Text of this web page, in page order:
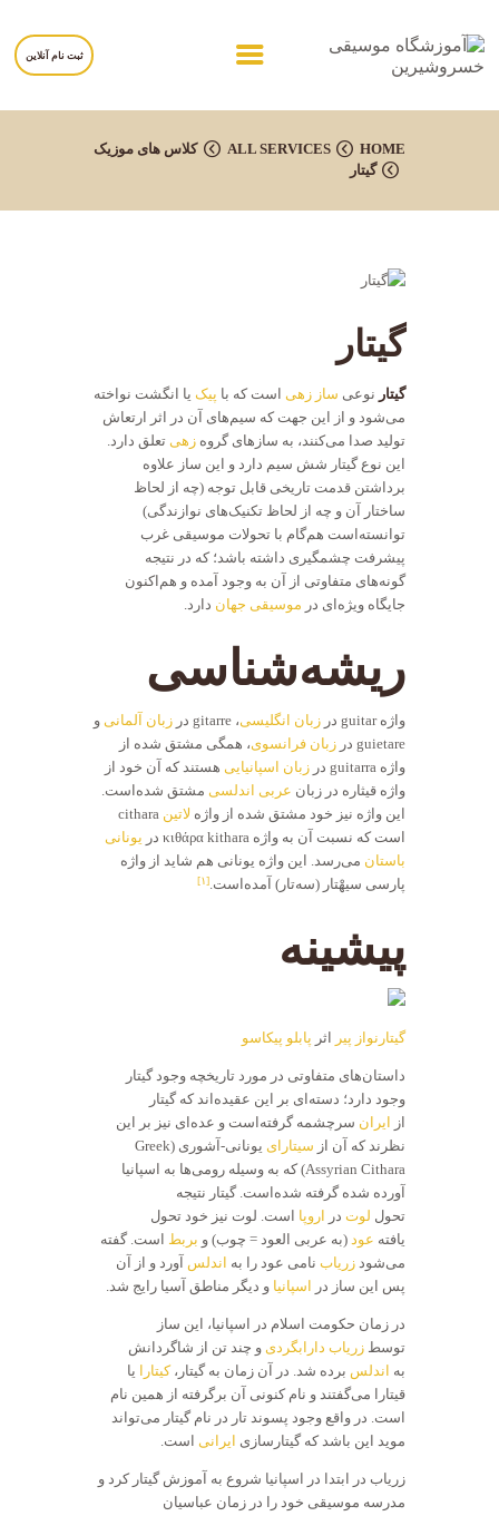
ثبت نام آنلاین
HOME
ALL SERVICES کلاس های موزیک
گیتار
خانه
درباره آموزشگاه
گیتار
گیتار نوعی ساز زهی است که با پیک یا انگشت نواخته
می‌شود و از این جهت که سیم‌های آن در اثر ارتعاش
تولید صدا می‌کنند، به سازهای گروه زهی تعلق دارد.
این نوع گیتار شش سیم دارد و این ساز علاوه
برداشتن قدمت تاریخی قابل توجه (چه از لحاظ
ساختار آن و چه از لحاظ تکنیک‌های نوازندگی)
توانسته‌است هم‌گام با تحولات موسیقی غرب
پیشرفت چشمگیری داشته باشد؛ که در نتیجه
گونه‌های متفاوتی از آن به وجود آمده و هم‌اکنون
جایگاه ویژه‌ای در موسیقی جهان دارد.
ریشه‌شناسی
واژه guitar در زبان انگلیسی، gitarre در زبان آلمانی و
guietare در
زبان فرانسوی، همگی مشتق شده از
واژه guitarra در
زبان اسپانیایی هستند که آن خود از
واژه قیثاره در زبان عربی اندلسی مشتق شده‌است.
این واژه نیز خود مشتق شده از واژه لاتین cithara
است که نسبت آن به واژه κιθάρα kithara در
یونانی
باستان می‌رسد. این واژه یونانی هم شاید از واژه
پارسی سیهْتار (سه‌تار) آمده‌است.[۱]
پیشینه
گیتارنواز پیر اثر پابلو پیکاسو
داستان‌های متفاوتی در مورد تاریخچه وجود گیتار
وجود دارد؛ دسته‌ای بر این عقیده‌اند که گیتار
از
ایران سرچشمه گرفته‌است و عده‌ای نیز بر این
نظرند که آن از سیتارای
یونانی-آشوری (Greek
Assyrian Cithara) که به وسیله رومی‌ها به اسپانیا
آورده شده گرفته شده‌است. گیتار نتیجه
تحول لوت در اروپا است. لوت نیز خود تحول
یافته عود (به عربی العود = چوب) و بربط است. گفته
می‌شود زریاب نامی عود را به اندلس آورد و از آن
پس این ساز در
اسپانیا و دیگر مناطق آسیا رایج شد.
در زمان حکومت اسلام در اسپانیا، این ساز
توسط زریاب دارابگردی و چند تن از شاگردانش
به اندلس برده شد. در آن زمان به گیتار،کیتارا
یا
قیتارا می‌گفتند و نام کنونی آن برگرفته از همین نام
است. در واقع وجود پسوند تار در نام گیتار می‌تواند
موید این باشد که گیتارسازی ایرانی است.
زریاب در ابتدا در اسپانیا شروع به آموزش گیتار کرد و
مدرسه موسیقی خود را در زمان عباسیان